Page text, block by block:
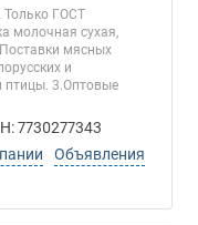
Только ГОСТ
молочная сухая,
мясных
и
птицы. 3.Оптовые
7730277343
Объявления